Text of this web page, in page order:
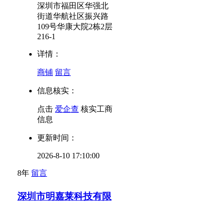
深圳市福田区华强北
街道华航社区振兴路
109号华康大院2栋2层
216-1
详情：
商铺 留言
信息核实：
点击 爱企查 核实工商
信息
更新时间：
2026-8-10 17:10:00
8年 留言
深圳市明嘉莱科技有限